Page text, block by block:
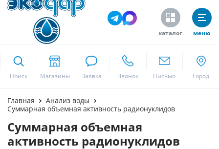
каталог меню
Поиск
Москва
Главная
Анализ воды
Суммарная объемная активность радионуклидов
Суммарная объемная
активность радионуклидов